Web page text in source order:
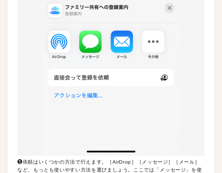
❺依頼はいくつかの方法で行えます。［AirDrop］［メッセージ］［メール］
など、もっとも使いやすい方法を選びましょう。ここでは「メッセージ」を使